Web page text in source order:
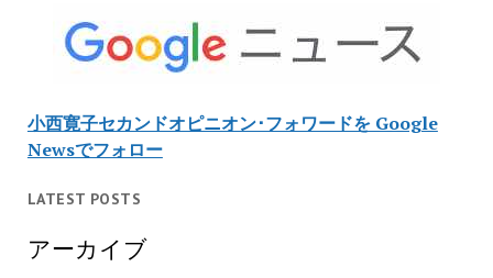
小西寛子セカンドオピニオン･フォワードを Google
Newsでフォロー
LATEST POSTS
アーカイブ